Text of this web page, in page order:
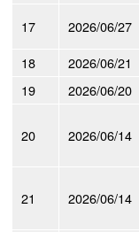
17 2026/06/27
18
2026/06/21
19
2026/06/20
20 2026/06/14
21 2026/06/14